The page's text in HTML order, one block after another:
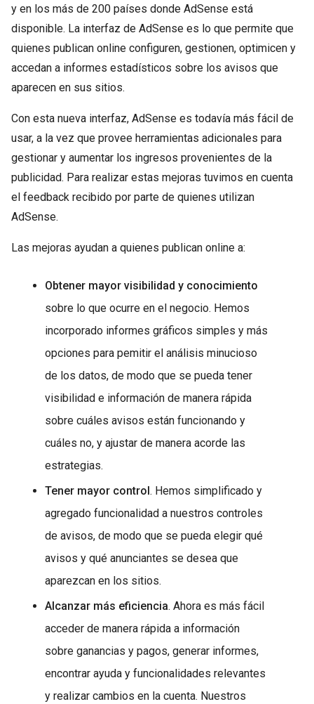
y en los más de 200 países donde AdSense está
disponible. La interfaz de AdSense es lo que permite que
quienes publican online configuren, gestionen, optimicen y
accedan a informes estadísticos sobre los avisos que
aparecen en sus sitios.
Con esta nueva interfaz, AdSense es todavía más fácil de
usar, a la vez que provee herramientas adicionales para
gestionar y aumentar los ingresos provenientes de la
publicidad. Para realizar estas mejoras tuvimos en cuenta
el feedback recibido por parte de quienes utilizan
AdSense.
Las mejoras ayudan a quienes publican online a:
Obtener mayor visibilidad y conocimiento
sobre lo que ocurre en el negocio. Hemos
incorporado informes gráficos simples y más
opciones para pemitir el análisis minucioso
de los datos, de modo que se pueda tener
visibilidad e información de manera rápida
sobre cuáles avisos están funcionando y
cuáles no, y ajustar de manera acorde las
estrategias.
Tener mayor control. Hemos simplificado y
agregado funcionalidad a nuestros controles
de avisos, de modo que se pueda elegir qué
avisos y qué anunciantes se desea que
aparezcan en los sitios.
Alcanzar más eficiencia. Ahora es más fácil
acceder de manera rápida a información
sobre ganancias y pagos, generar informes,
encontrar ayuda y funcionalidades relevantes
y realizar cambios en la cuenta. Nuestros